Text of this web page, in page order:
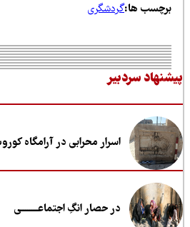
ها:گردشگری
سردبیر
اسرار محرابی در آرامگاه کوروش
در حصار انگِ اجتماعــــــــی